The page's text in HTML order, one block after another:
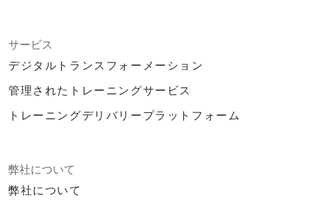
サービス
デジタルトランスフォーメーション
管理されたトレーニングサービス
トレーニングデリバリープラットフォーム
弊社について
弊社について